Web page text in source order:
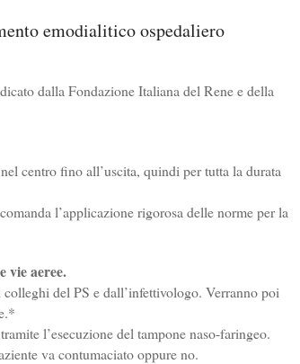
emodialitico ospedaliero
dalla Fondazione Italiana del Rene e della
centro fino all’uscita, quindi per tutta la durata
l’applicazione rigorosa delle norme per la
vie aeree.
del PS e dall’infettivologo. Verranno poi
l’esecuzione del tampone naso-faringeo.
va contumaciato oppure no.